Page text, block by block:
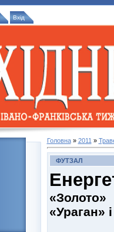
Вхід
Головна» 2011 »
ФУТЗАЛ
«Ураган»